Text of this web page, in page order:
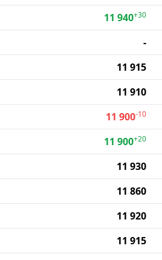
11 940+30
-
11 915
11 910
11 900-10
11 900+20
11 930
11 860
11 920
11 915